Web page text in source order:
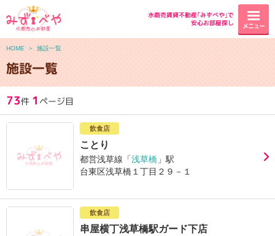
水商売賃貸不動産｢みずべや｣で
安心お部屋探し
メニュー
HOME ＞ 施設一覧
施設一覧
73件 1 ページ目
飲食店
ことり
都営浅草線「浅草橋 」駅
台東区浅草橋１丁目２９－１
飲食店
串屋横丁浅草橋駅ガード下店